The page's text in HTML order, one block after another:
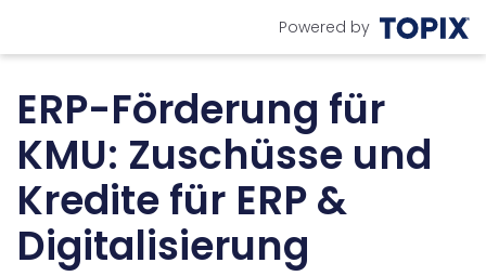
Powered by
ERP-Förderung für
KMU: Zuschüsse und
Kredite für ERP &
Digitalisierung